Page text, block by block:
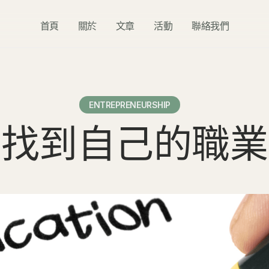
首頁 關於 文章 活動 聯絡我們
ENTREPRENEURSHIP
到自己的職